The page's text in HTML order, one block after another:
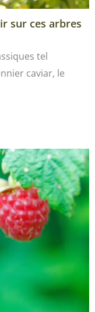
sur ces arbres
tel
caviar, le